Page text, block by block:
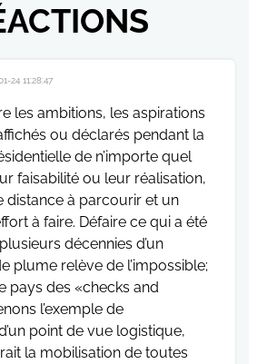
24 11:28:47
les ambitions, les aspirations
ou déclarés pendant la
de n’importe quel
faisabilité ou leur réalisation,
distance à parcourir et un
à faire. Défaire ce qui a été
décennies d’un
plume relève de l’impossible;
pays des «checks and
l’exemple de
point de vue logistique,
la mobilisation de toutes